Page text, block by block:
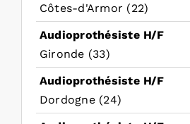
Côtes-d'Armor (22)
Audioprothésiste H/F
Gironde (33)
Audioprothésiste H/F
Dordogne (24)